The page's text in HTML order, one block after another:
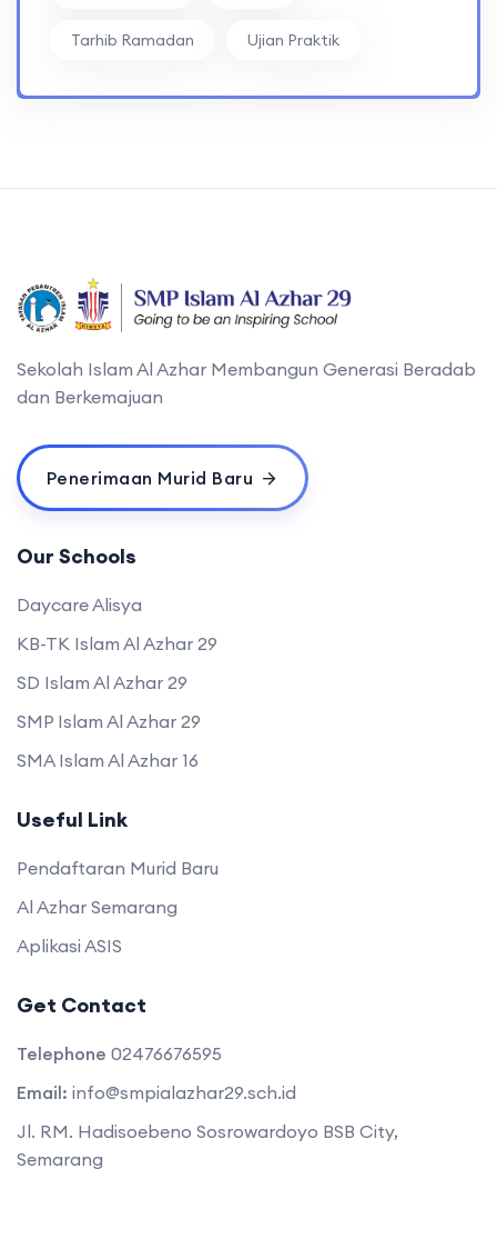
Tarhib Ramadan Ujian Praktik
Sekolah Islam Al Azhar Membangun Generasi Beradab
dan Berkemajuan
Penerimaan Murid Baru
Our Schools
Daycare Alisya
KB-TK Islam Al Azhar 29
SD Islam Al Azhar 29
SMP Islam Al Azhar 29
SMA Islam Al Azhar 16
Useful Link
Pendaftaran Murid Baru
Al Azhar Semarang
Aplikasi ASIS
Get Contact
Telephone 02476676595
Email: info@smpialazhar29.sch.id
Jl. RM. Hadisoebeno Sosrowardoyo BSB City,
Semarang